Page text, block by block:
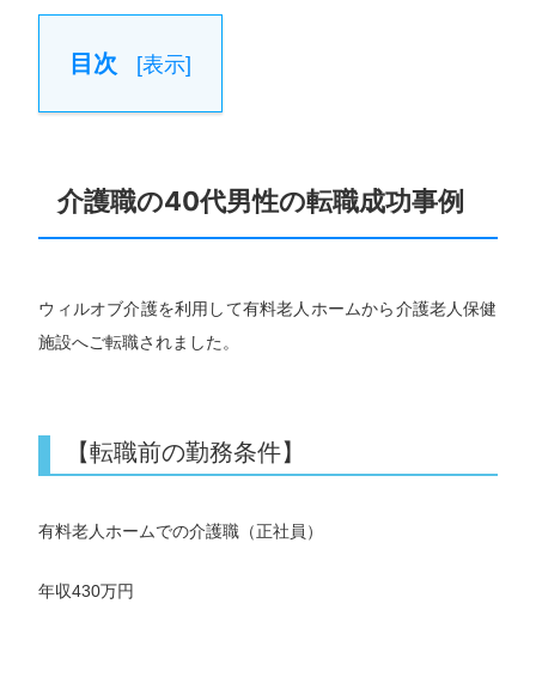
目次 [表示]
介護職の40代男性の転職成功事例
ウィルオブ介護を利用して有料老人ホームから介護老人保健
施設へご転職されました。
【転職前の勤務条件】
有料老人ホームでの介護職（正社員）
年収430万円